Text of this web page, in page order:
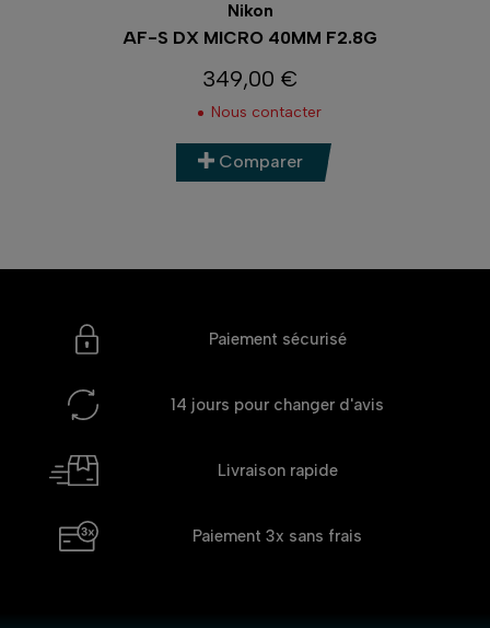
Nikon
AF-S DX MICRO 40MM F2.8G
Prix
349,00 €
Nous contacter
Comparer
Paiement sécurisé
14 jours pour changer d'avis
Livraison rapide
Paiement 3x sans frais